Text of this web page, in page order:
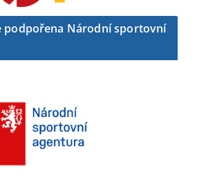
podpořena Národní sportovní